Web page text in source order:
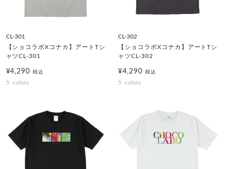
CL-301
【ショコラボXコナカ】アートTシ
ャツCL-301
¥4,290税込
5 colors
CL-302
【ショコラボXコナカ】アートTシ
ャツCL-302
¥4,290 税込
5 colors